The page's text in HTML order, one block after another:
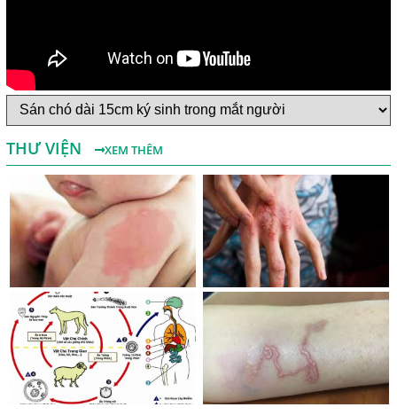
THƯ VIỆN XEM THÊM
Một Số Điều Cần Biết Về Ký Sinh Trùng Demodex Trên Da
Người
Nguyên Nhân Và Tác Hại Của Bệnh Giun Chỉ Bạch Huyết
Chẩn Đoán Và Điều Trị Bệnh Echinococcus
Những Điều Cần Biết Về Giun Hình Ống
Chẩn Đoán Và Điều Trị Bệnh Amip Ở Não
Bệnh Sán Chó Dấu Hiệu Nhận Biết Và Thời Gian Trị Bệnh
Sán Chó
Trị Bệnh Sán Chó Có Khỏi Bệnh Ngứa Da Không?
TRIỆU CHỨNG GIUN SÁN CHÓ MÈO
Khi Trẻ Bị Dị Ứng Da Cần Làm Xét Nghiệm Gì Tìm Nguyên
Nhân Dị Ứng Da